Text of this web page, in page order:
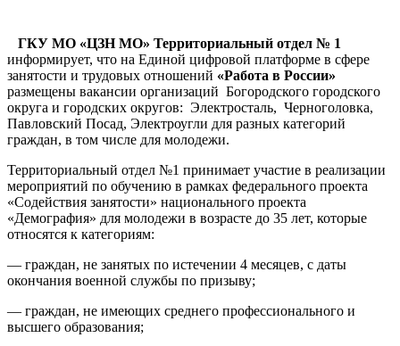
ГКУ МО «ЦЗН МО» Территориальный отдел № 1
информирует, что на Единой цифровой платформе в сфере
занятости и трудовых отношений «Работа в России»
размещены вакансии организаций Богородского городского
округа и городских округов: Электросталь, Черноголовка,
Павловский Посад, Электроугли для разных категорий
граждан, в том числе для молодежи.
Территориальный отдел №1 принимает участие в реализации
мероприятий по обучению в рамках федерального проекта
«Содействия занятости» национального проекта
«Демография» для молодежи в возрасте до 35 лет, которые
относятся к категориям:
— граждан, не занятых по истечении 4 месяцев, с даты
окончания военной службы по призыву;
— граждан, не имеющих среднего профессионального и
высшего образования;